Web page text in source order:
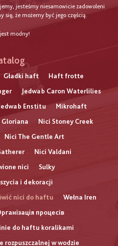
jesteśmy niesamowicie zadowoleni
się, że możemy być jego częścią.
modny!
Gładki haft
Haft frotte
Jedwab Caron Waterlilies
Enstitu
Mikrohaft
Gloriana
Nici Stoney Creek
Nici The Gentle Art
Nici Valdani
nici
Sulky
i dekoracji
nici do haftu
Wełna Iren
процесів
do haftu koralikami
rozpuszczalnej w wodzie